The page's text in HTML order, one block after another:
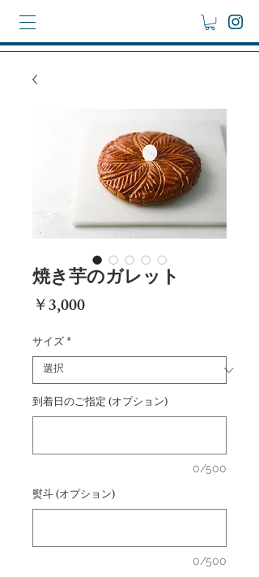
焼き芋のガレット
￥3,000価
サイズ*
到着日のご指定 (オプション)
0/500
熨斗 (オプション)
0/500